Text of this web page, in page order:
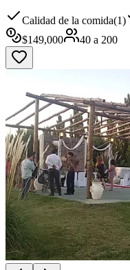
Calidad de la comida(1)
$149,000 40 a 200